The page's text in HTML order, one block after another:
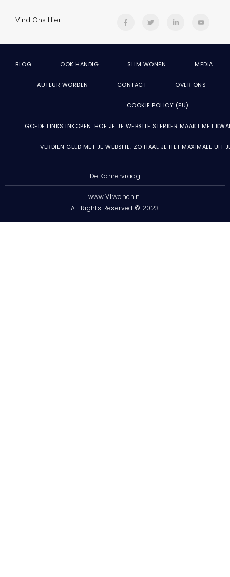
Vind Ons Hier
BLOG OOK HANDIG SLIM WONEN MEDIA
AUTEUR WORDEN CONTACT OVER ONS
COOKIE POLICY (EU)
GOEDE LINKS INKOPEN: HOE JE JE WEBSITE STERKER MAAKT MET
VERDIEN GELD MET JE WEBSITE: ZO HAAL JE HET MAXIMALE UIT
De Kamervraag
www.VLwonen.nl
All Rights Reserved © 2023